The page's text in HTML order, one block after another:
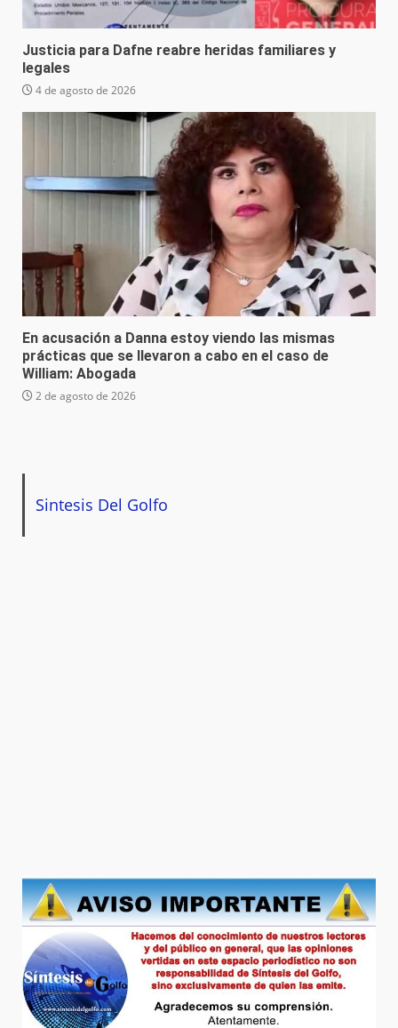
Justicia para Dafne reabre heridas familiares y
legales
4 de agosto de 2026
En acusación a Danna estoy viendo las mismas
prácticas que se llevaron a cabo en el caso de
William: Abogada
2 de agosto de 2026
Sintesis Del Golfo